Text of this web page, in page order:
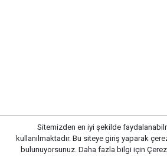
DÜZENLEMESİ VAR
Altyapı çalışmalarının
Sitemizden en iyi şekilde
kullanılmaktadır. Bu siteye giriş yaparak
bulunuyorsunuz. Daha fazla bilgi için